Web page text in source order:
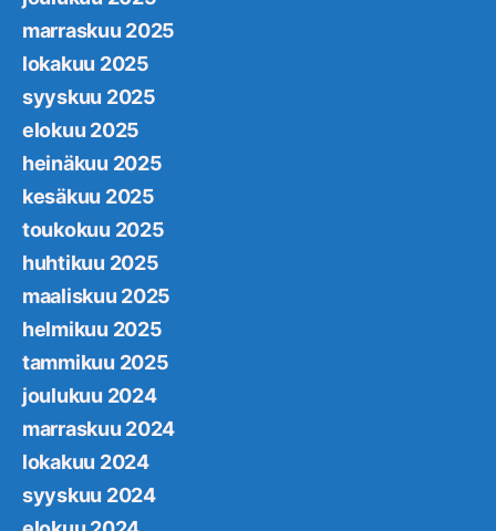
marraskuu 2025
lokakuu 2025
syyskuu 2025
elokuu 2025
heinäkuu 2025
kesäkuu 2025
toukokuu 2025
huhtikuu 2025
maaliskuu 2025
helmikuu 2025
tammikuu 2025
joulukuu 2024
marraskuu 2024
lokakuu 2024
syyskuu 2024